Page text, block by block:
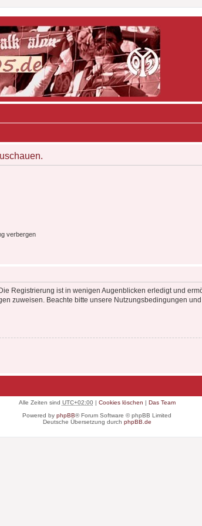
verbergen
Registrierung ist in wenigen Augenblicken erledigt und
zuweisen. Beachte bitte unsere Nutzungsbedingungen
Alle Zeiten sind UTC+02:00| Cookies löschen | Das Team
Powered by phpBB® Forum Software © phpBB Limited
Deutsche Übersetzung durch phpBB.de